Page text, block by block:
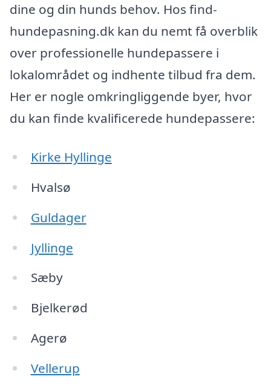
dine og din hunds behov. Hos find-
hundepasning.dk kan du nemt få overblik
over professionelle hundepassere i
lokalområdet og indhente tilbud fra dem.
Her er nogle omkringliggende byer, hvor
du kan finde kvalificerede hundepassere:
Kirke Hyllinge
Hvalsø
Guldager
Jyllinge
Sæby
Bjelkerød
Agerø
Vellerup